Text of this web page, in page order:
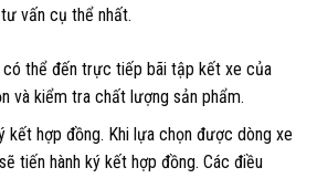
vấn cụ thể nhất.
có thể đến trực tiếp bãi tập kết xe của
và kiểm tra chất lượng sản phẩm.
kết hợp đồng. Khi lựa chọn được dòng xe
tiến hành ký kết hợp đồng. Các điều